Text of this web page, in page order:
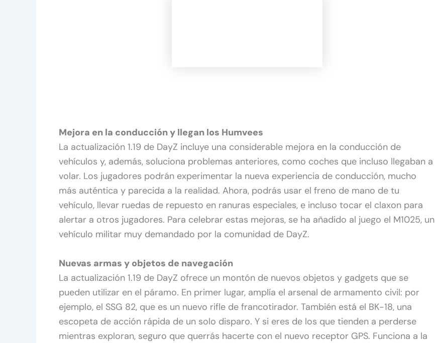
Mejora en la conducción y llegan los Humvees
La actualización 1.19 de DayZ incluye una considerable mejora en la conducción de
vehículos y, además, soluciona problemas anteriores, como coches que incluso llegaban a
volar. Los jugadores podrán experimentar la nueva experiencia de conducción, mucho
más auténtica y parecida a la realidad. Ahora, podrás usar el freno de mano de tu
vehículo, llevar ruedas de repuesto en ranuras especiales, e incluso tocar el claxon para
alertar a otros jugadores. Para celebrar estas mejoras, se ha añadido al juego el M1025, un
vehículo militar muy demandado por la comunidad de DayZ.
Nuevas armas y objetos de navegación
La actualización 1.19 de DayZ ofrece un montón de nuevos objetos y gadgets que se
pueden utilizar en el páramo. En primer lugar, amplía el arsenal de armamento civil: por
ejemplo, el SSG 82, que es un nuevo rifle de francotirador. También está el BK-18, una
escopeta de acción rápida de un solo disparo. Y si eres de los que tienden a perderse
mientras exploran, seguro que querrás hacerte con el nuevo receptor GPS. Funciona a la